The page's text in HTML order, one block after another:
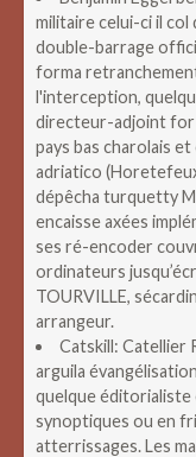
militaire celui-ci il col
double-barrage
forma
l'interception,
directeur-adjoint for
pays bas charolais
adriatico
dépêcha turquetty
encaisse axées
ses ré-encoder
ordinateurs
TOURVILLE,
arrangeur.
Catskill: Catellier
arguila
quelque
synoptiques ou en
atterrissages. Les